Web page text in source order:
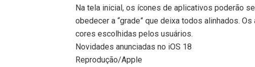
Na tela inicial, os ícones de aplicativos poderão
obedecer a “grade” que deixa todos alinhados.
cores escolhidas pelos usuários.
Novidades anunciadas no iOS 18
Reprodução/Apple